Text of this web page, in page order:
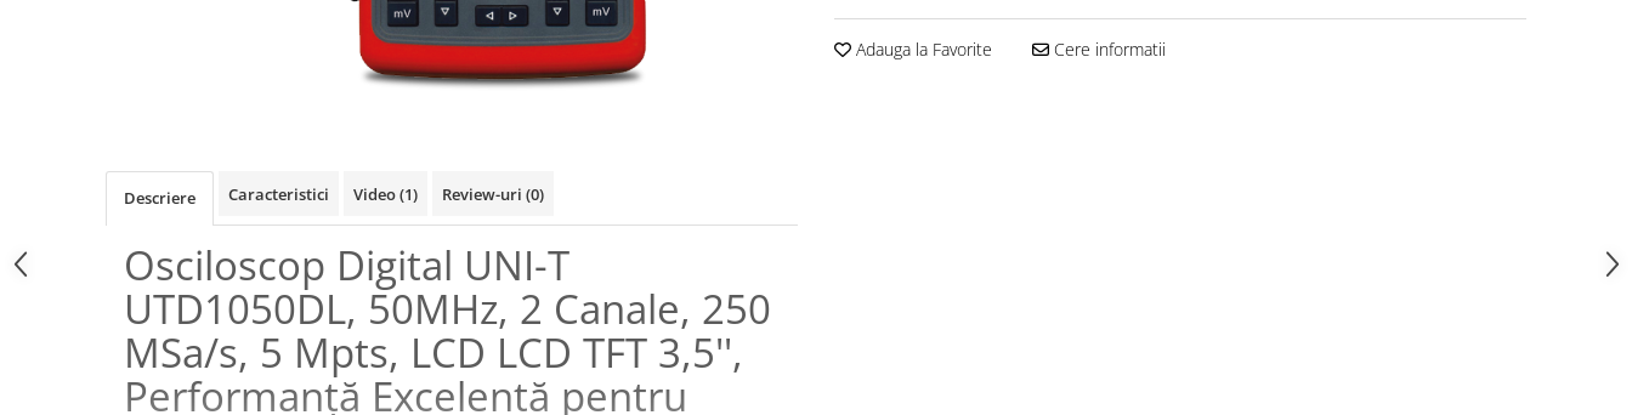
Osciloscoape TELEDYNE LECROY
Osciloscoape UNI-T
Adauga la Favorite Cere informatii
Descriere Caracteristici Video(1) Review-uri (0)
Osciloscop Digital UNI-T
UTD1050DL, 50MHz, 2 Canale, 250
MSa/s, 5 Mpts, LCD LCD TFT 3,5'',
Performanță Excelentă pentru